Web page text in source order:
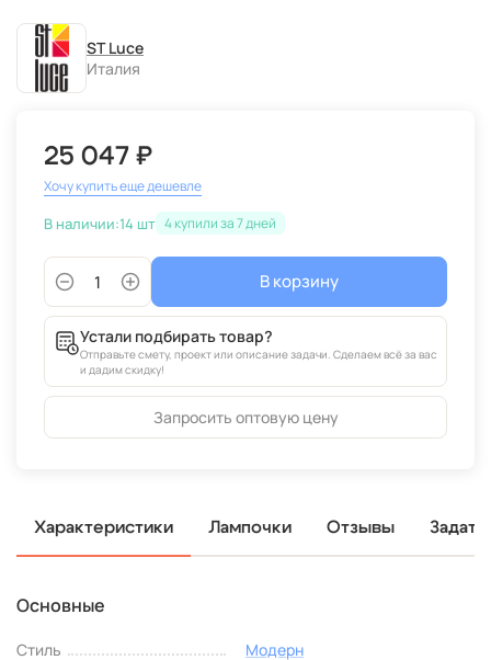
ST Luce
Италия
25 047 ₽
Хочу купить еще дешевле
В наличии:14 шт 4
В корзину
Устали подбирать товар?
Отправьте смету, проект или описание задачи. Сделаем всё за вас
и дадим скидку!
Запросить оптовую цену
Характеристики Лампочки Отзывы
Основные
Стиль
Модерн